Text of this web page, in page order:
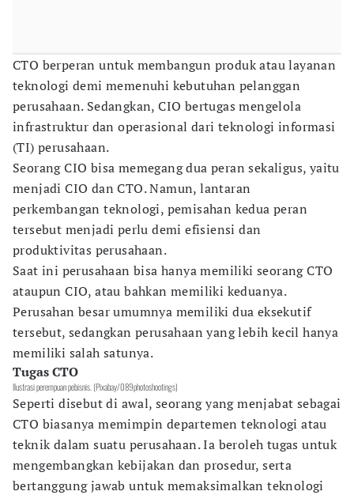
CTO berperan untuk membangun produk atau layanan
teknologi demi memenuhi kebutuhan pelanggan
perusahaan. Sedangkan, CIO bertugas mengelola
infrastruktur dan operasional dari teknologi informasi
(TI) perusahaan.
Seorang CIO bisa memegang dua peran sekaligus, yaitu
menjadi CIO dan CTO. Namun, lantaran
perkembangan teknologi, pemisahan kedua peran
tersebut menjadi perlu demi efisiensi dan
produktivitas perusahaan.
Saat ini perusahaan bisa hanya memiliki seorang CTO
ataupun CIO, atau bahkan memiliki keduanya.
Perusahan besar umumnya memiliki dua eksekutif
tersebut, sedangkan perusahaan yang lebih kecil hanya
memiliki salah satunya.
Tugas CTO
Ilustrasi perempuan pebisnis. (Pixabay/089photoshootings)
Seperti disebut di awal, seorang yang menjabat sebagai
CTO biasanya memimpin departemen teknologi atau
teknik dalam suatu perusahaan. Ia beroleh tugas untuk
mengembangkan kebijakan dan prosedur, serta
bertanggung jawab untuk memaksimalkan teknologi